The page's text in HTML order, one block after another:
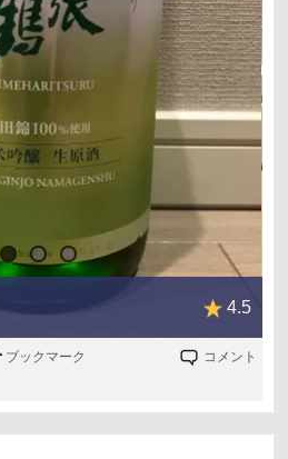
4.5
ブックマーク コメント